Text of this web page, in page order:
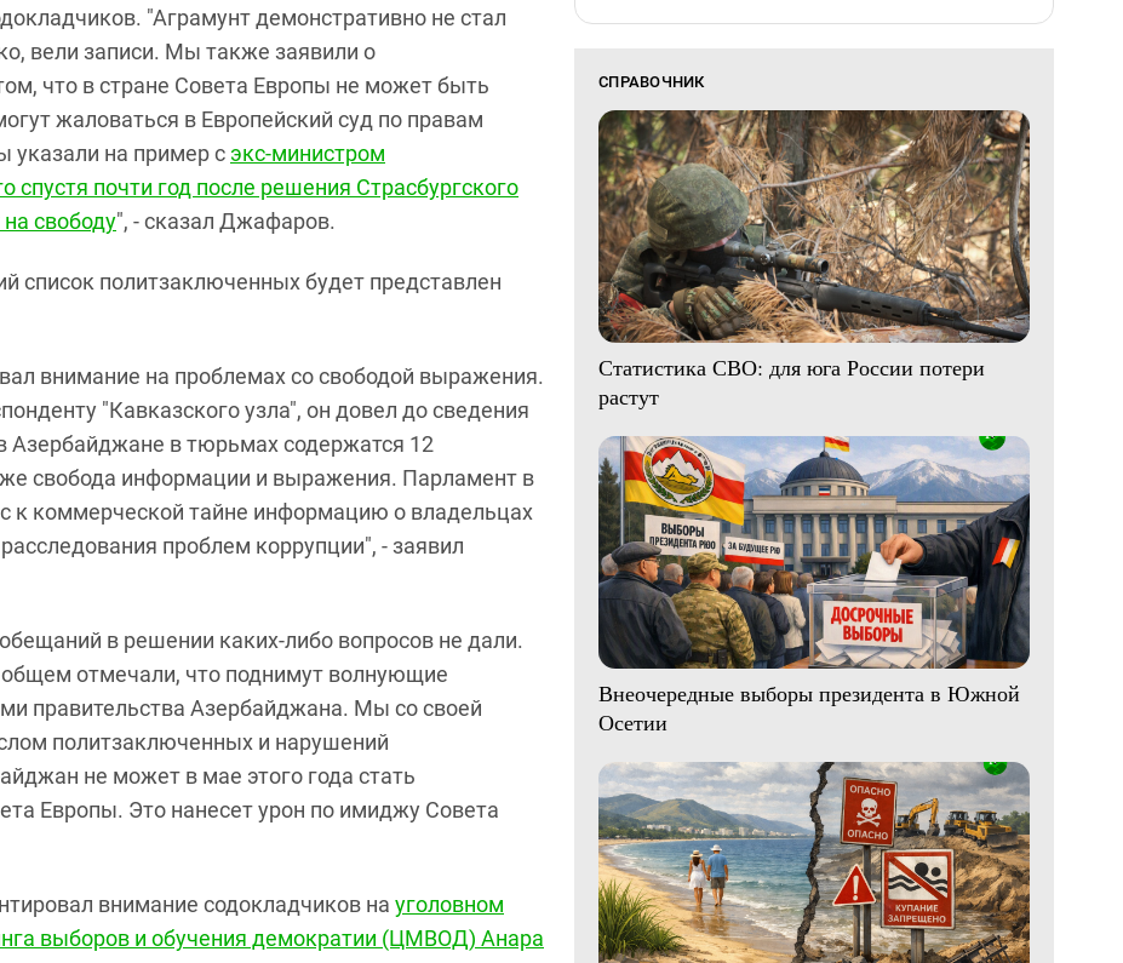
"Аграмунт демонстративно не стал
вели записи. Мы также заявили о
что в стране Совета Европы не может быть
жаловаться в Европейский суд по правам
указали на пример с экс-министром
почти год после решения Страсбургского
свободу", - сказал Джафаров.
список политзаключенных будет представлен
внимание на проблемах со свободой выражения.
"Кавказского узла", он довел до сведения
Азербайджане в тюрьмах содержатся 12
свобода информации и выражения. Парламент в
к коммерческой тайне информацию о владельцах
проблем коррупции", - заявил
в решении каких-либо вопросов не дали.
отмечали, что поднимут волнующие
правительства Азербайджана. Мы со своей
политзаключенных и нарушений
не может в мае этого года стать
Европы. Это нанесет урон по имиджу Совета
внимание содокладчиков на уголовном
выборов и обучения демократии (ЦМВОД) Анара
СПРАВОЧНИК
Статистика СВО: для юга России потери
растут
Внеочередные выборы президента в Южной
Осетии